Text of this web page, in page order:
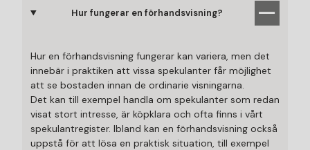
Hur fungerar en förhandsvisning?
Hur en förhandsvisning fungerar kan variera, men det
innebär i praktiken att vissa spekulanter får möjlighet
att se bostaden innan de ordinarie visningarna.
Det kan till exempel handla om spekulanter som redan
visat stort intresse, är köpklara och ofta finns i vårt
spekulantregister. Ibland kan en förhandsvisning också
uppstå för att lösa en praktisk situation, till exempel